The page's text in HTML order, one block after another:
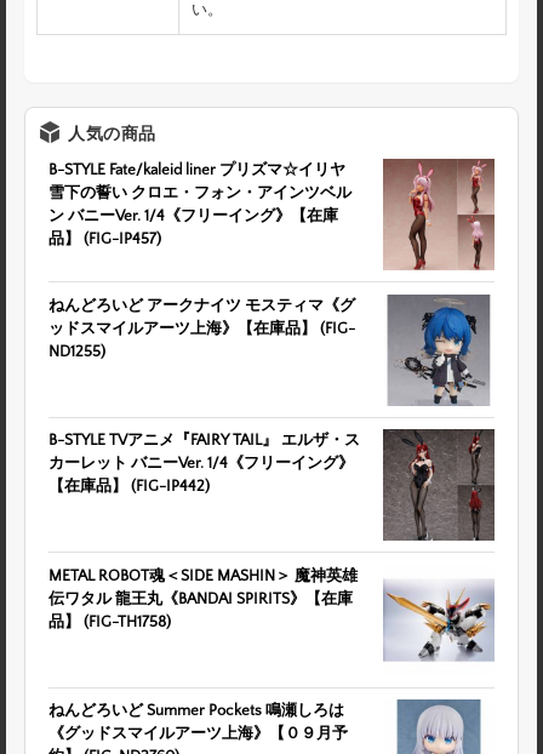
い。
人気の商品
B-STYLE Fate/kaleid liner プリズマ☆イリヤ
雪下の誓い クロエ・フォン・アインツベル
ン バニーVer. 1/4《フリーイング》【在庫
品】 (FIG-IP457)
ねんどろいど アークナイツ モスティマ《グ
ッドスマイルアーツ上海》【在庫品】 (FIG-
ND1255)
B-STYLE TVアニメ『FAIRY TAIL』 エルザ・ス
カーレット バニーVer. 1/4《フリーイング》
【在庫品】 (FIG-IP442)
METAL ROBOT魂＜SIDE MASHIN＞ 魔神英雄
伝ワタル 龍王丸《BANDAI SPIRITS》【在庫
品】 (FIG-TH1758)
ねんどろいど Summer Pockets 鳴瀬しろは
《グッドスマイルアーツ上海》【０９月予